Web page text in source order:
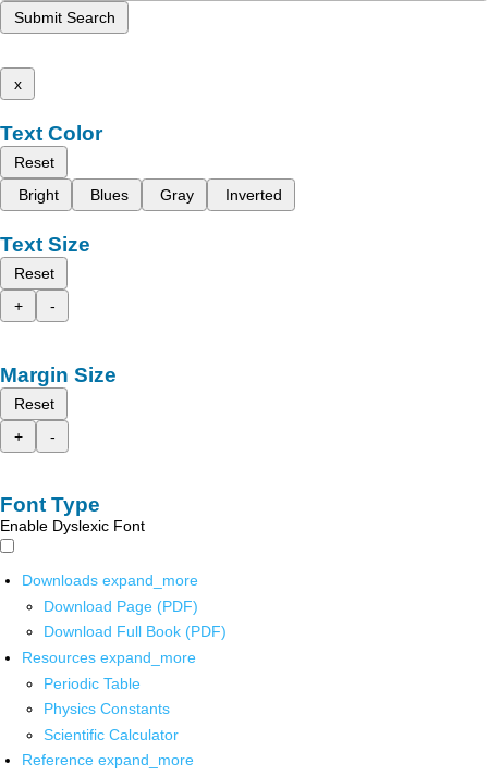
Submit Search
x
Text Color
Reset
Bright
Blues Gray Inverted
Text Size
Reset
+
-
Margin Size
Reset
+
-
Font Type
Enable Dyslexic Font
Downloads expand_more
Download Page (PDF)
Download Full Book (PDF)
Resources expand_more
Periodic Table
Physics Constants
Scientific Calculator
Reference expand_more